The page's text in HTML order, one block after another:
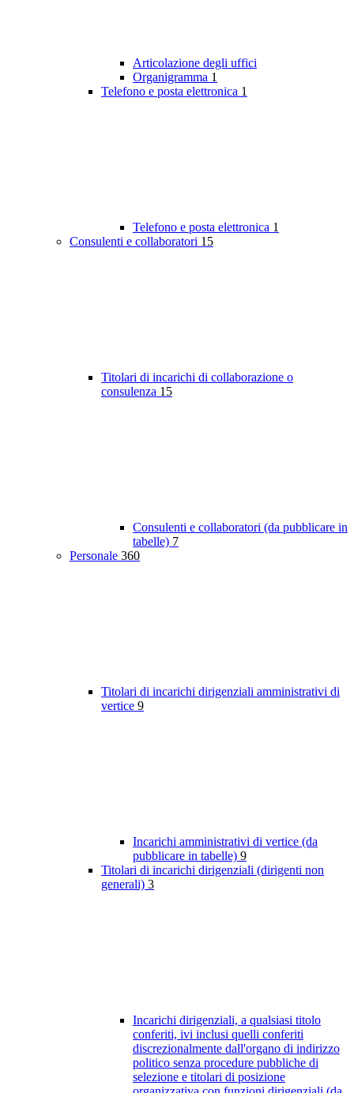
Articolazione degli uffici
Organigramma 1
Telefono e posta elettronica 1
Telefono e posta elettronica 1
Consulenti e collaboratori 15
Titolari di incarichi di collaborazione o
consulenza 15
Consulenti e collaboratori (da pubblicare in
tabelle) 7
Personale 360
Titolari di incarichi dirigenziali amministrativi di
vertice 9
Incarichi amministrativi di vertice (da
pubblicare in tabelle) 9
Titolari di incarichi dirigenziali (dirigenti non
generali) 3
Incarichi dirigenziali, a qualsiasi titolo
conferiti, ivi inclusi quelli conferiti
discrezionalmente dall'organo di indirizzo
politico senza procedure pubbliche di
selezione e titolari di posizione